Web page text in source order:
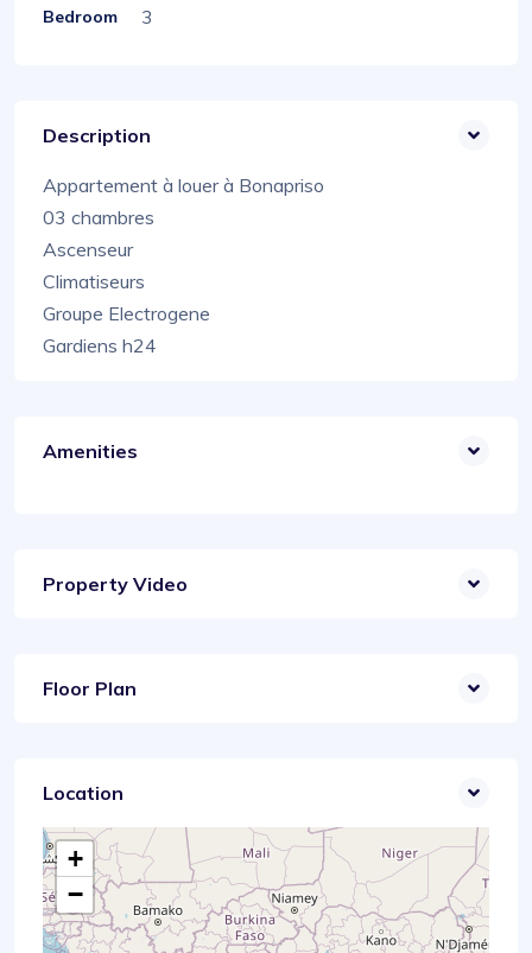
Bedroom 3
Description
Appartement à louer à Bonapriso
03 chambres
Ascenseur
Climatiseurs
Groupe Electrogene
Gardiens h24
Amenities
Property Video
Floor Plan
Location
+
−